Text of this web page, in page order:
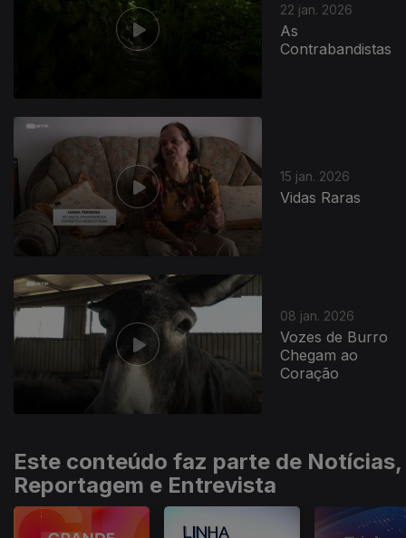
22 jan. 2026
As
Contrabandistas
15 jan. 2026
Vidas Raras
08 jan. 2026
Vozes de Burro
Chegam ao
Coração
900804
Este conteúdo faz parte de Notícias,
Reportagem e Entrevista